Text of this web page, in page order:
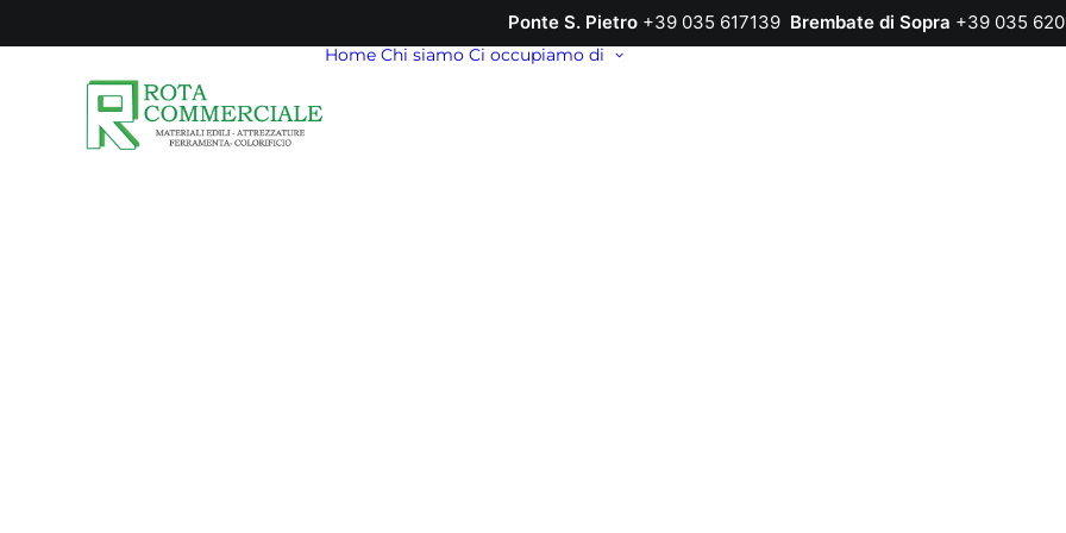
Ponte S. Pietro +39 035 617139 Brembate di Sopra +39 035
Home Chi siamo Ci occupiamo di